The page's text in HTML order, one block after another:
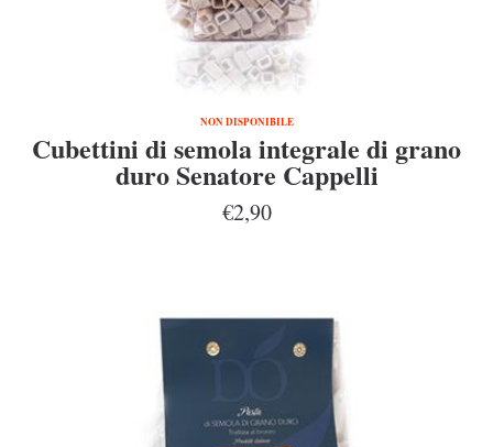
NON DISPONIBILE
Cubettini di semola integrale di grano
duro Senatore Cappelli
€2,90